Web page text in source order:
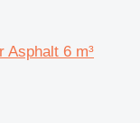
Asphalt 6 m³